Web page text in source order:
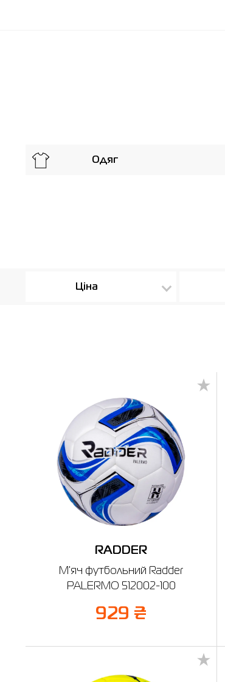
Одяг
Ціна
RADDER
М'яч футбольний Radder
PALERMO 512002-100
929 ₴